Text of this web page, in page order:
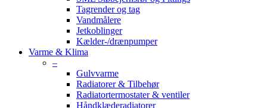
Tagrender og tag
Vandmålere
Jetkoblinger
Kælder-/drænpumper
Varme & Klima
–
Gulvvarme
Radiatorer & Tilbehør
Radiatortermostater & ventiler
Håndklæderadiatorer